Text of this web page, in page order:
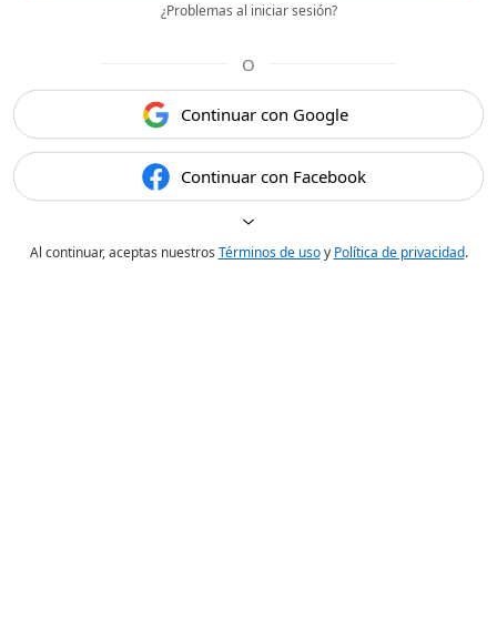
¿Problemas al iniciar sesión?
O
Continuar con Google
Continuar con Facebook
Al continuar, aceptas nuestros Términos de usoy Política de privacidad.